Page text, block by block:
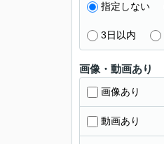
指定しない
3日以内
画像・動画あり
画像あり
動画あり